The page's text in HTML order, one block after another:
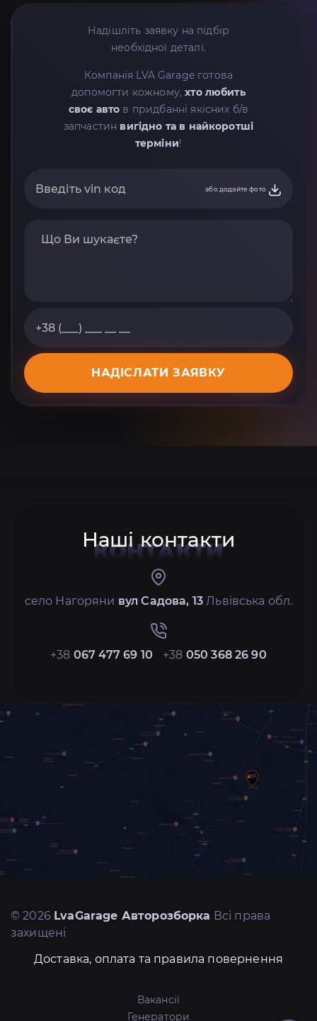
Надішліть заявку на підбір
необхідної деталі.
Компанія LVA Garage готова
допомогти кожному,хто любить
своє авто в придбанні якісних б/в
запчастин вигідно та в найкоротші
терміни!
або додайте фото
НАДІСЛАТИ ЗАЯВКУ
Наші контакти
КОНТАКТИ
село Нагоряни вул Садова, 13 Львівська обл.
+38 067 477 69 10 +38 050 368 26 90
© 2026 LvaGarage Авторозборка Всі права
захищені
Доставка, оплата та правила повернення
Вакансії
Генератори